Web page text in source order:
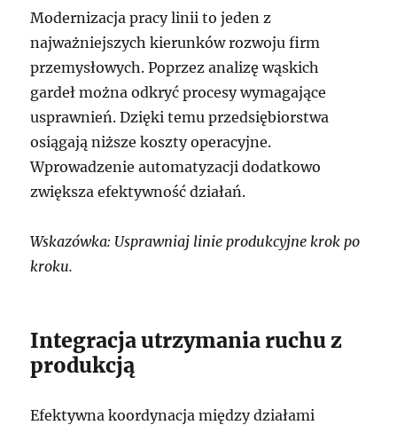
Modernizacja pracy linii to jeden z
najważniejszych kierunków rozwoju firm
przemysłowych. Poprzez analizę wąskich
gardeł można odkryć procesy wymagające
usprawnień. Dzięki temu przedsiębiorstwa
osiągają niższe koszty operacyjne.
Wprowadzenie automatyzacji dodatkowo
zwiększa efektywność działań.
Wskazówka: Usprawniaj linie produkcyjne krok po
kroku.
Integracja utrzymania ruchu z
produkcją
Efektywna koordynacja między działami